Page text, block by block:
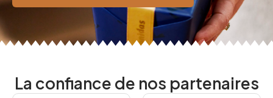
La confiance de nos partenaires